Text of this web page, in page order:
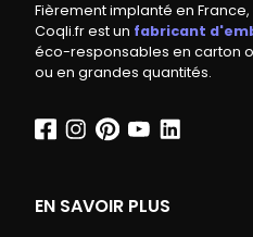
Fièrement implanté en
Coqli.fr est un fabricant
éco-responsables en carton
ou en grandes quantités.
EN SAVOIR PLUS